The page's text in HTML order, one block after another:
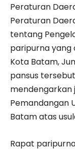
Peraturan
Peraturan
tentang
paripurna yang
Kota Batam,
pansus
mendengarkan
Pemandangan
Batam atas
Rapat